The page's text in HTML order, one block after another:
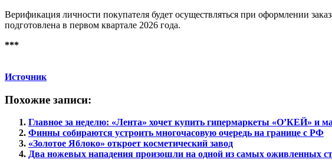
Верификация личности покупателя будет осуществляться при оформлении
подготовлена в первом квартале 2026 года.
***
Источник
Похожие записи:
Главное за неделю: «Лента» хочет купить гипермаркеты «О’КЕЙ»
Финны собираются устроить многочасовую очередь на границе с РФ
«Золотое Яблоко» откроет косметический завод
Два ножевых нападения произошли на одной из самых оживленных